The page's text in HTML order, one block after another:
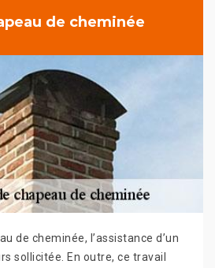
de cheminée
de cheminée, l’assistance d’un
sollicitée. En outre, ce travail